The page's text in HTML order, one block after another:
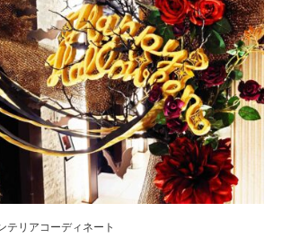
テリアコーディネート